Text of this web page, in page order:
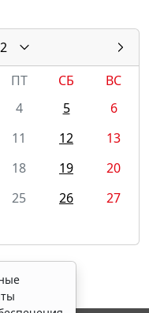
ПТ СБ
ВС
4 5
6
11 12
13
18 19
20
25 26
27